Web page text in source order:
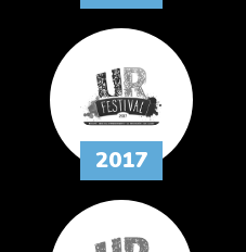
2017